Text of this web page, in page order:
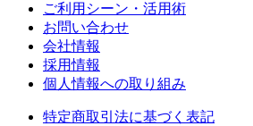
ご利用シーン・活用術
お問い合わせ
会社情報
採用情報
個人情報への取り組み
特定商取引法に基づく表記